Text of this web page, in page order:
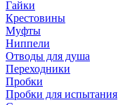
Гайки
Крестовины
Муфты
Ниппели
Отводы для душа
Переходники
Пробки
Пробки для испытания